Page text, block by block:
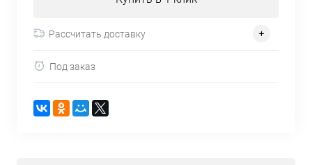
Рассчитать доставку
Под заказ